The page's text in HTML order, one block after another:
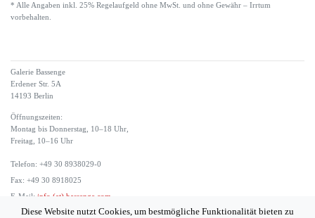
* Alle Angaben inkl. 25% Regelaufgeld ohne MwSt. und ohne Gewähr – Irrtum
vorbehalten.
Galerie Bassenge
Erdener Str. 5A
14193 Berlin
Öffnungszeiten:
Montag bis Donnerstag, 10–18 Uhr,
Freitag, 10–16 Uhr
Telefon: +49 30 8938029-0
Fax: +49 30 8918025
E-Mail: info (at) bassenge.com
Diese Website nutzt Cookies, um bestmögliche Funktionalität bieten zu